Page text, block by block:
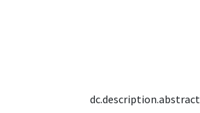
dc.description.abstract